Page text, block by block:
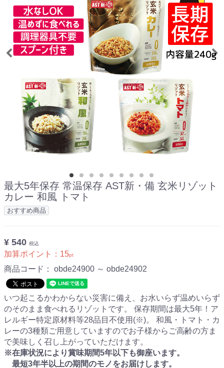
最大5年保存 常温保存 AST新・備 玄米リゾット
カレー 和風 トマト
おすすめ商品
¥ 540 税込
加算ポイント： 15pt
商品コード： obde24900 ～ obde24902
いつ起こるかわからない災害に備え、お水いらず温めいらず
のそのまま食べれるリゾットです。 保存期間は最大5年！ア
レルギー特定原材料等28品目不使用(※)。 和風・トマト・カ
レーの3種類ご用意していますのでお子様からご高齢の方ま
で美味しく召し上がっていただけます。
※在庫状況により賞味期間5年以下も御座います。
最短3年半以上の期間のモノをお届けします。